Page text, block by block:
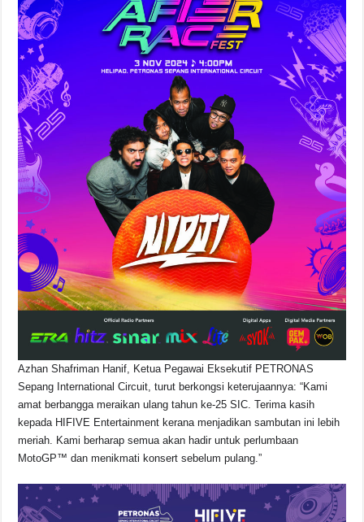
Azhan Shafriman Hanif, Ketua Pegawai Eksekutif PETRONAS
Sepang International Circuit, turut berkongsi keterujaannya: “Kami
amat berbangga meraikan ulang tahun ke-25 SIC. Terima kasih
kepada HIFIVE Entertainment kerana menjadikan sambutan ini lebih
meriah. Kami berharap semua akan hadir untuk perlumbaan
MotoGP™ dan menikmati konsert sebelum pulang.”